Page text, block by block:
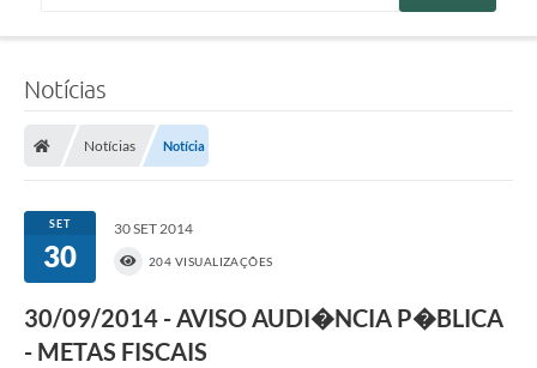
Notícias
Notícias Notícia
SET
30
30 SET 2014
204 VISUALIZAÇÕES
30/09/2014 - AVISO AUDI�NCIA P�BLICA
- METAS FISCAIS